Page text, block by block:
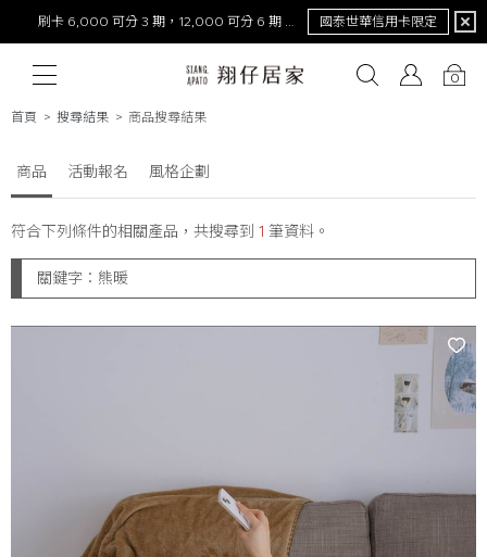
刷卡 6,000 可分 3 期，12,000 可分 6 期 0 利率 國泰世華信用卡限定
0
# 保潔墊 # 涼被 # 涼墊
首頁 搜尋結果 商品搜尋結果
商品 活動報名 風格企劃
符合下列條件的相關產品，共搜尋到 1 筆資料。
關鍵字： 熊暖